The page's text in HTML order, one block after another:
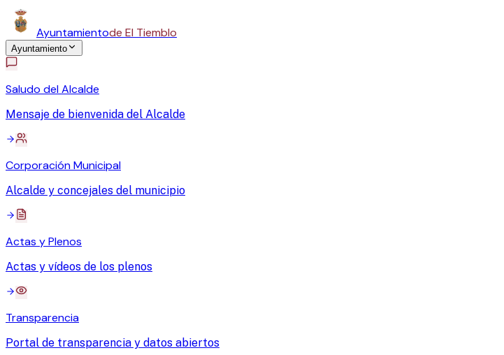
Ayuntamientode El Tiemblo
Ayuntamiento
Saludo del Alcalde
Mensaje de bienvenida del Alcalde
Corporación Municipal
Alcalde y concejales del municipio
Actas y Plenos
Actas y vídeos de los plenos
Transparencia
Portal de transparencia y datos abiertos